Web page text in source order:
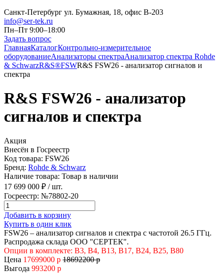
Санкт-Петербург ул. Бумажная, 18, офис B-203
info@ser-tek.ru
Пн–Пт 9:00–18:00
Задать вопрос
ГлавнаяКаталогКонтрольно-измерительное
оборудованиеАнализаторы спектраАнализатор спектра Rohde
& SchwarzR&S®FSWR&S FSW26 - анализатор сигналов и
спектра
R&S FSW26 - анализатор
сигналов и спектра
Акция
Внесён в Госреестр
Код товара: FSW26
Бренд: Rohde & Schwarz
Наличие товара: Товар в наличии
17 699 000 ₽ / шт.
Госреестр: №78802-20
Добавить в корзину
Купить в один клик
FSW26 – анализатор сигналов и спектра с частотой 26.5 ГГц.
Распродажа склада ООО "СЕРТЕК".
Опции в комплекте: B3, B4, B13, B17, B24, B25, B80
Цена 17699000 р 18692200 р
Выгода 993200 р